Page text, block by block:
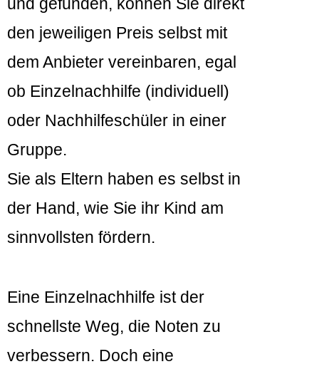
und gefunden, können Sie direkt
den jeweiligen Preis selbst mit
dem Anbieter vereinbaren, egal
ob Einzelnachhilfe (individuell)
oder Nachhilfeschüler in einer
Gruppe.
Sie als Eltern haben es selbst in
der Hand, wie Sie ihr Kind am
sinnvollsten fördern.
Eine Einzelnachhilfe ist der
schnellste Weg, die Noten zu
verbessern. Doch eine